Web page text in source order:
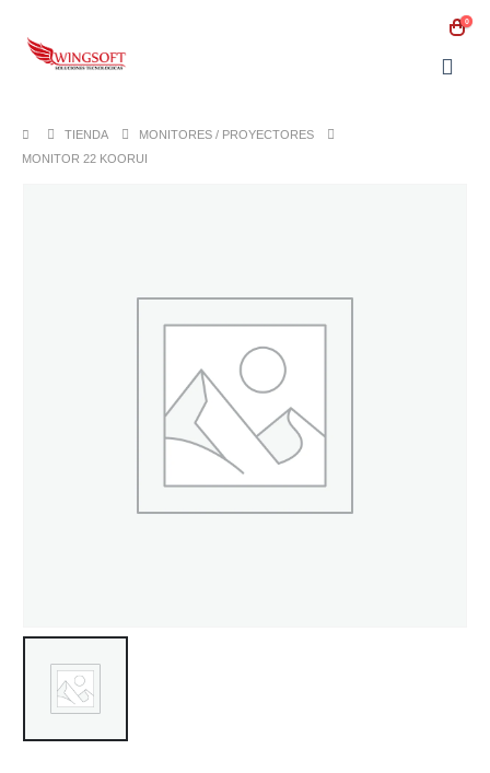
0
TIENDA
MONITORES / PROYECTORES
MONITOR 22 KOORUI